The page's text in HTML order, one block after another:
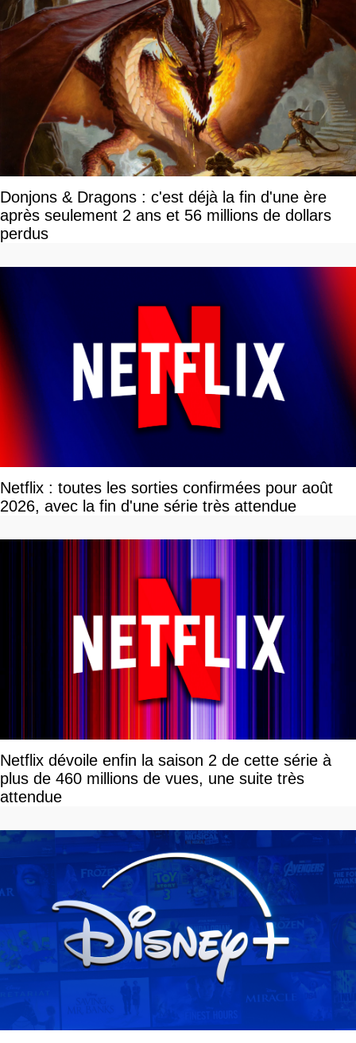
Donjons & Dragons : c'est déjà la fin d'une ère
après seulement 2 ans et 56 millions de dollars
perdus
Netflix : toutes les sorties confirmées pour août
2026, avec la fin d'une série très attendue
Netflix dévoile enfin la saison 2 de cette série à
plus de 460 millions de vues, une suite très
attendue